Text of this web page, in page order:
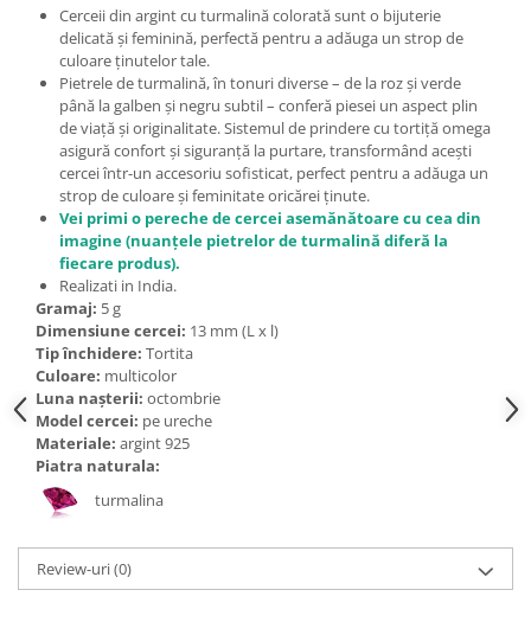
Bijuterii spinel
Bijuterii tanzanit
Bijuterii topaz
Bijuterii turcoaz
Bijuterii turmaline
Bijuterii morganit
Cerceii din argint cu turmalină colorată sunt o bijuterie
delicată și feminină, perfectă pentru a adăuga un strop de
culoare ținutelor tale.
Pietrele de turmalină, în tonuri diverse – de la roz și verde
până la galben și negru subtil – conferă piesei un aspect plin
de viață și originalitate. Sistemul de prindere cu tortiță omega
asigură confort și siguranță la purtare, transformând acești
cercei într-un accesoriu sofisticat, perfect pentru a adăuga un
strop de culoare și feminitate oricărei ținute.
Vei primi o pereche de cercei asemănătoare cu cea din
imagine (nuanțele pietrelor de turmalină diferă la
fiecare produs).
Realizati in India.
Gramaj: 5 g
Dimensiune cercei: 13 mm (L x l)
Tip închidere: Tortita
Culoare: multicolor
Luna nașterii: octombrie
Model cercei: pe ureche
Materiale: argint 925
Piatra naturala:
turmalina
Review-uri(0)